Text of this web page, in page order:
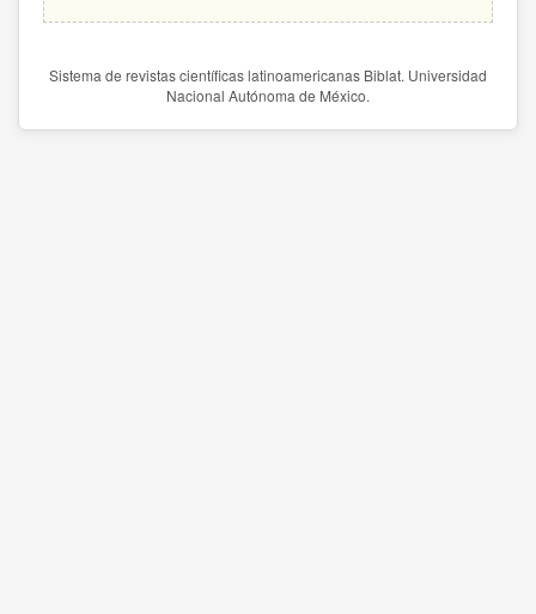
Sistema de revistas científicas latinoamericanas Biblat. Universidad
Nacional Autónoma de México.